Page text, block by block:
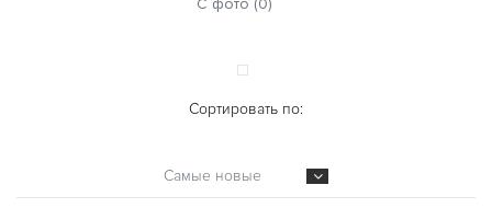
С фото (0)
Сортировать по:
Самые новые